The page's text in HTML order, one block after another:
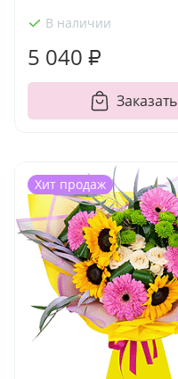
В наличии
5 040 ₽
Заказать
Хит продаж